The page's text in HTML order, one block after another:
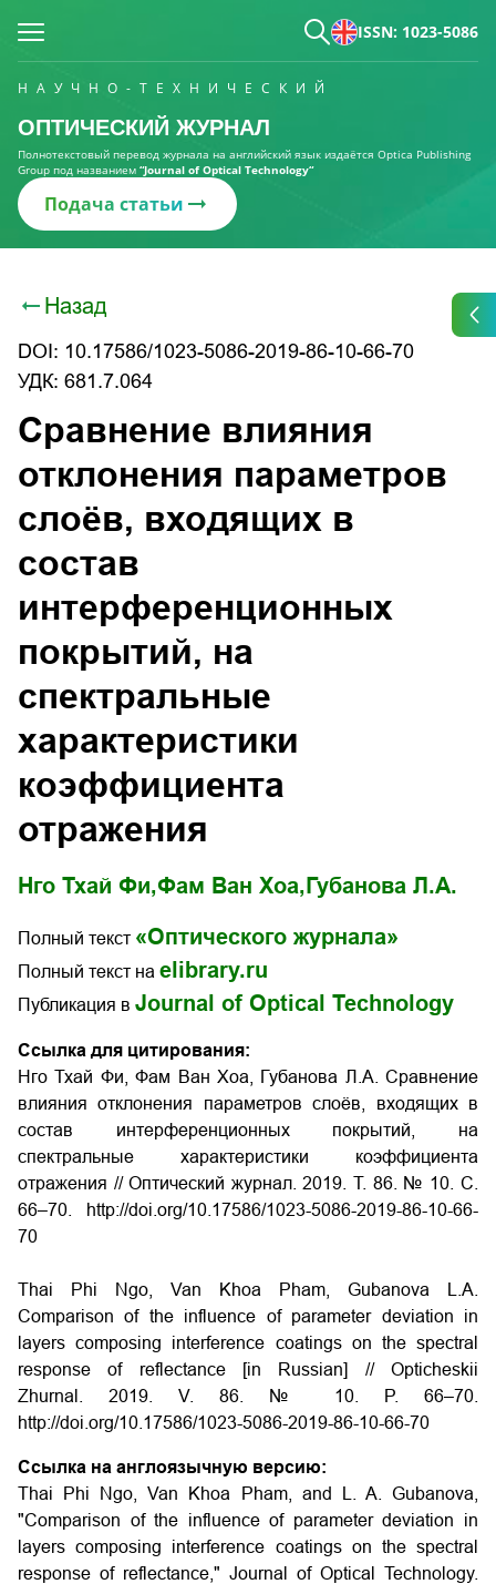
ISSN: 1023-5086
НАУЧНО-ТЕХНИЧЕСКИЙ
ОПТИЧЕСКИЙ ЖУРНАЛ
Полнотекстовый перевод журнала на английский язык издаётся Optica Publishing
Group под названием “Journal of Optical Technology“
Подача статьи
Назад
DOI: 10.17586/1023-5086-2019-86-10-66-70
УДК: 681.7.064
Сравнение влияния
отклонения параметров
слоёв, входящих в
состав
интерференционных
покрытий, на
спектральные
характеристики
коэффициента
отражения
Нго Тхай Фи,Фам Ван Хоа, Губанова Л.А.
Полный текст «Оптического журнала»
Полный текст на elibrary.ru
Публикация в Journal of Optical Technology
Ссылка для цитирования:
Нго Тхай Фи, Фам Ван Хоа, Губанова Л.А. Сравнение
влияния отклонения параметров слоёв, входящих в
состав интерференционных покрытий, на
спектральные характеристики коэффициента
отражения // Оптический журнал. 2019. Т. 86. № 10. С.
66–70. http://doi.org/10.17586/1023-5086-2019-86-10-66-
70
Thai Phi Ngo, Van Khoa Pham, Gubanova L.A.
Comparison of the influence of parameter deviation in
layers composing interference coatings on the spectral
response of reflectance
[in Russian] // Opticheskii
Zhurnal. 2019. V. 86. № 10. P. 66–70.
http://doi.org/10.17586/1023-5086-2019-86-10-66-70
Ссылка на англоязычную версию:
Thai Phi Ngo, Van Khoa Pham, and L. A. Gubanova,
"Comparison of the influence of parameter deviation in
layers composing interference coatings on the spectral
response of reflectance," Journal of Optical Technology.